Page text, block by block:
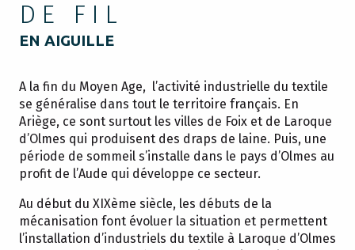
DE FIL
EN AIGUILLE
A la fin du Moyen Age, l’activité industrielle du textile
se généralise dans tout le territoire français. En
Ariège, ce sont surtout les villes de Foix et de Laroque
d’Olmes qui produisent des draps de laine. Puis, une
période de sommeil s’installe dans le pays d’Olmes au
profit de l’Aude qui développe ce secteur.
Au début du XIXème siècle, les débuts de la
mécanisation font évoluer la situation et permettent
l’installation d’industriels du textile à Laroque d’Olmes